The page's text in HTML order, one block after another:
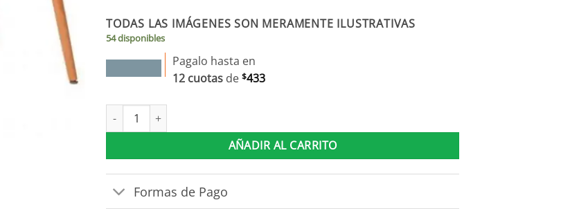
TODAS LAS IMÁGENES SON MERAMENTE ILUSTRATIVAS
54 disponibles
Pagalo hasta en
12 cuotas de $433
Mesa Eames Rectangular 1,20 Blanca cantidad
AÑADIR AL CARRITO
Formas de Pago